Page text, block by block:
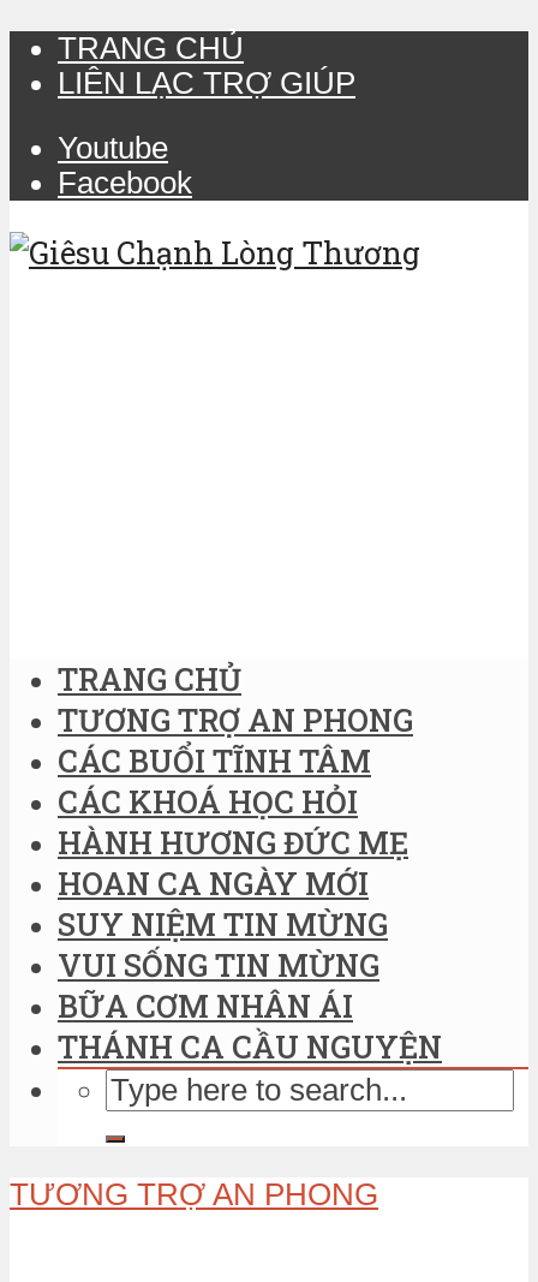
TRANG CHỦ
LIÊN LẠC TRỢ GIÚP
Youtube
Facebook
TRANG CHỦ
TƯƠNG TRỢ AN PHONG
CÁC BUỔI TĨNH TÂM
CÁC KHOÁ HỌC HỎI
HÀNH HƯƠNG ĐỨC MẸ
HOAN CA NGÀY MỚI
SUY NIỆM TIN MỪNG
VUI SỐNG TIN MỪNG
BỮA CƠM NHÂN ÁI
THÁNH CA CẦU NGUYỆN
TƯƠNG TRỢ AN PHONG